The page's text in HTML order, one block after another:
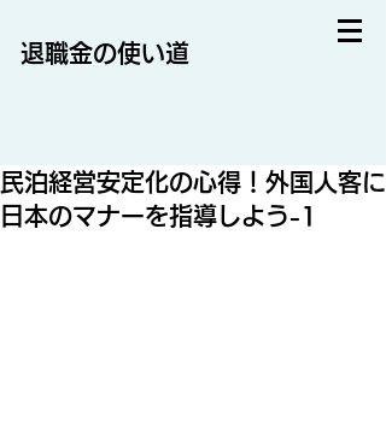
退職金の使い道
民泊経営安定化の心得！外国人客に
日本のマナーを指導しよう-1